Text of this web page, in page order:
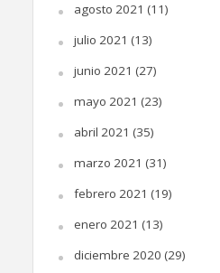
agosto 2021 (11)
julio 2021 (13)
junio 2021 (27)
mayo 2021 (23)
abril 2021 (35)
marzo 2021 (31)
febrero 2021 (19)
enero 2021 (13)
diciembre 2020 (29)